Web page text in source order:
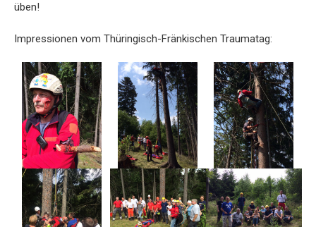
üben!
Impressionen vom Thüringisch-Fränkischen Traumatag: